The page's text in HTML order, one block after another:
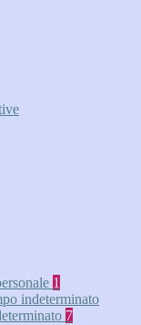
1
indeterminato
7